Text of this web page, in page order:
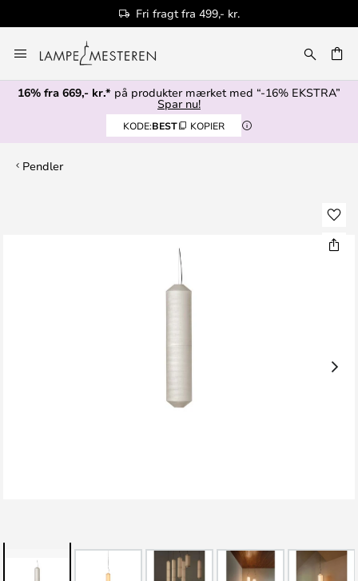
Fri fragt fra 499,- kr.
to
Content
16% fra 669,- kr.* på produkter mærket med “-16% EKSTRA”
Spar nu!
KODE:BEST KOPIER
Pendler